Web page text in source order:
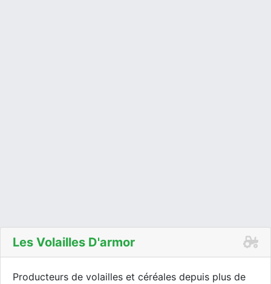
Les Volailles D'armor
Producteurs de volailles et céréales depuis plus de